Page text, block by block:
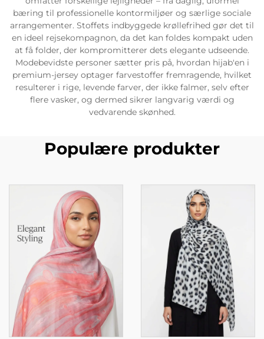
bæring til professionelle kontormiljøer og særlige sociale
arrangementer. Stoffets indbyggede krøllefrihed gør det til
en ideel rejsekompagnon, da det kan foldes kompakt uden
at få folder, der kompromitterer dets elegante udseende.
Modebevidste personer sætter pris på, hvordan hijab'en i
premium-jersey optager farvestoffer fremragende, hvilket
resulterer i rige, levende farver, der ikke falmer, selv efter
flere vasker, og dermed sikrer langvarig værdi og
vedvarende skønhed.
Populære produkter